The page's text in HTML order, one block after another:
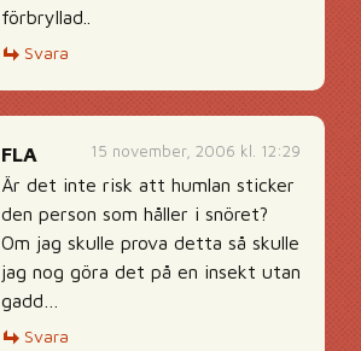
förbryllad..
Svara
15 november, 2006 kl. 12:29
FLA
Är det inte risk att humlan sticker
den person som håller i snöret?
Om jag skulle prova detta så skulle
jag nog göra det på en insekt utan
gadd…
Svara